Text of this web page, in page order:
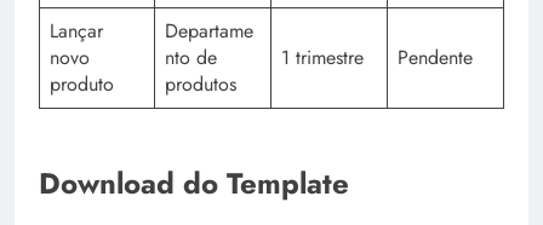
Lançar
novo
produto
Departame
nto de
produtos
1 trimestre Pendente
Download do Template